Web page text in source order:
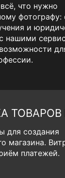
что нужно
и
нашими
ТОВАРОВ
для создания
магазина.
платежей.